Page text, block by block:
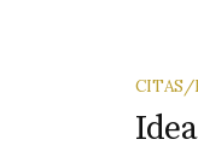
CITAS/